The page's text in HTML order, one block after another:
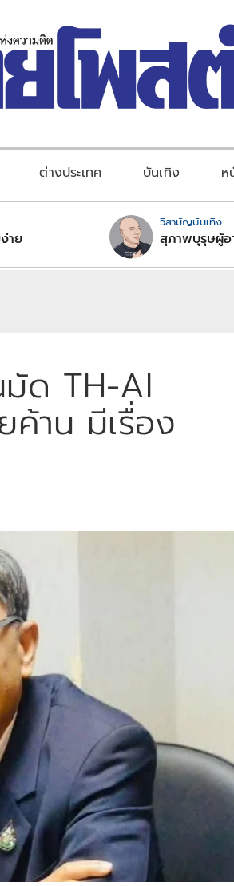
ต่างประเทศ บันเทิง ห
าย
วิสามัญบันเทิง
สุภาพบุรุษผู้อ
ด TH-AI
ค้าน มีเรื่อง